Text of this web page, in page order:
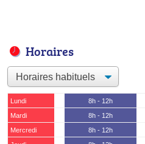
Horaires
Lundi 8h - 12h
Mardi
8h - 12h
Mercredi
8h - 12h